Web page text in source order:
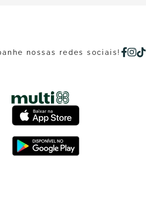
nossas redes sociais!